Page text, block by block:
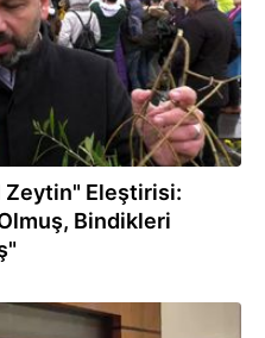
Zeytin" Eleştirisi:
Bindikleri